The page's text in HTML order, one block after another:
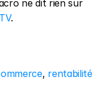
La part du digital dans le retail macro ne dit rien sur
.
, rentabilité